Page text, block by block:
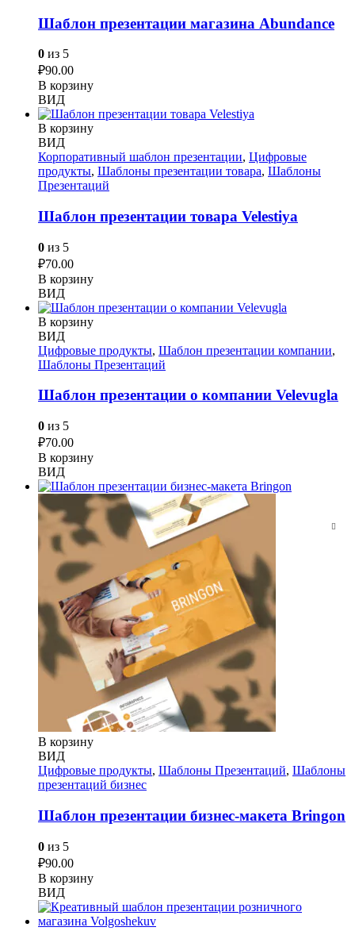
Шаблон презентации магазина Abundance
0 из 5
₽90.00
В корзину
ВИД
В корзину
ВИД
Корпоративный шаблон презентации, Цифровые
продукты, Шаблоны презентации товара, Шаблоны
Презентаций
Шаблон презентации товара Velestiya
0 из 5
₽70.00
В корзину
ВИД
В корзину
ВИД
Цифровые продукты, Шаблон презентации компании,
Шаблоны Презентаций
Шаблон презентации о компании Velevugla
0 из 5
₽70.00
В корзину
ВИД
В корзину
ВИД
Цифровые продукты, Шаблоны Презентаций, Шаблоны
презентаций бизнес
Шаблон презентации бизнес-макета Bringon
0 из 5
₽90.00
В корзину
ВИД